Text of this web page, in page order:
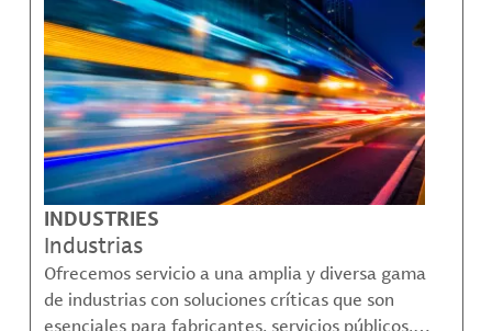
INDUSTRIES
Industrias
Ofrecemos servicio a una amplia y diversa gama
de industrias con soluciones críticas que son
esenciales para fabricantes, servicios públicos,